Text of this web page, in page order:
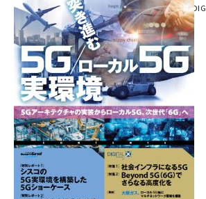
SmartGrid ニューズレター ×
Summer